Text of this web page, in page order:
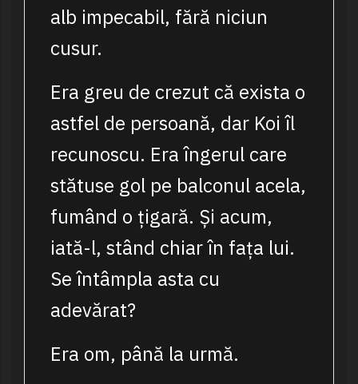
alb impecabil, fără niciun
cusur.
Era greu de crezut că exista o
astfel de persoană, dar Koi îl
recunoscu. Era îngerul care
stătuse gol pe balconul acela,
fumând o țigară. Și acum,
iată-l, stând chiar în fața lui.
Se întâmpla asta cu
adevărat?
Era om, până la urmă.